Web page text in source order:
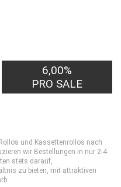
6,00%
PRO SALE
und Kassettenrollos nach
wir Bestellungen in nur 2-4
stets darauf,
zu bieten, mit attraktiven